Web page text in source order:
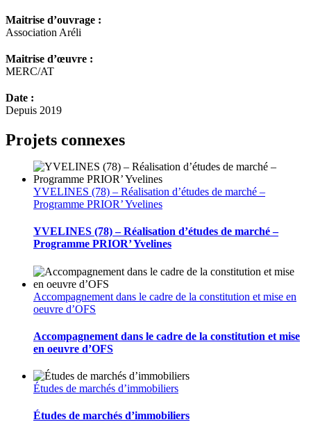
Maitrise d’ouvrage :
Association Aréli
Maitrise d’œuvre :
MERC/AT
Date :
Depuis 2019
Projets connexes
YVELINES (78) – Réalisation d’études de marché –
Programme PRIOR’ Yvelines
YVELINES (78) – Réalisation d’études de marché –
Programme PRIOR’ Yvelines
Accompagnement dans le cadre de la constitution et mise en
oeuvre d’OFS
Accompagnement dans le cadre de la constitution et mise
en oeuvre d’OFS
Études de marchés d’immobiliers
Études de marchés d’immobiliers